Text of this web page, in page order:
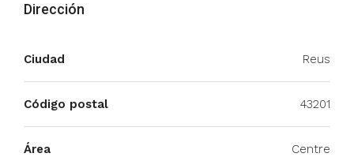
Dirección
Ciudad Reus
Código postal 43201
Área Centre